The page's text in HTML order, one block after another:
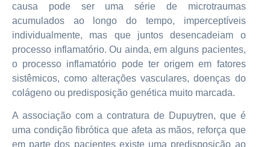
causa pode ser uma série de microtraumas
acumulados ao longo do tempo, imperceptíveis
individualmente, mas que juntos desencadeiam o
processo inflamatório. Ou ainda, em alguns pacientes,
o processo inflamatório pode ter origem em fatores
sistêmicos, como alterações vasculares, doenças do
colágeno ou predisposição genética muito marcada.
A associação com a contratura de Dupuytren, que é
uma condição fibrótica que afeta as mãos, reforça que
em parte dos pacientes existe uma predisposição ao